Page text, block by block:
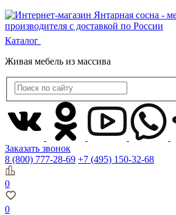
Каталог
Живая мебель из массива
Заказать звонок
8 (800) 777-28-69 +7 (495) 150-32-68
0
0